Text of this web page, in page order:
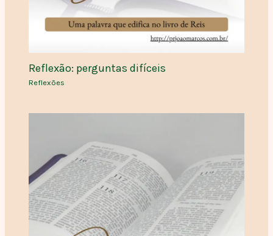
Reflexão: perguntas difíceis
Reflexões